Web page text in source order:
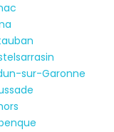
sur-Garonne